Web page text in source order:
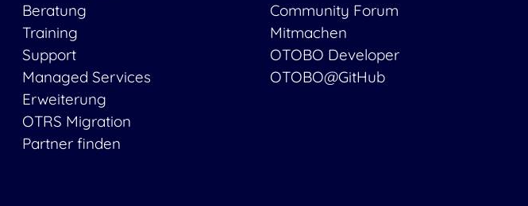
Beratung
Training
Support
Managed Services
Erweiterung
OTRS Migration
Partner finden
Community Forum
Mitmachen
OTOBO Developer
OTOBO@GitHub